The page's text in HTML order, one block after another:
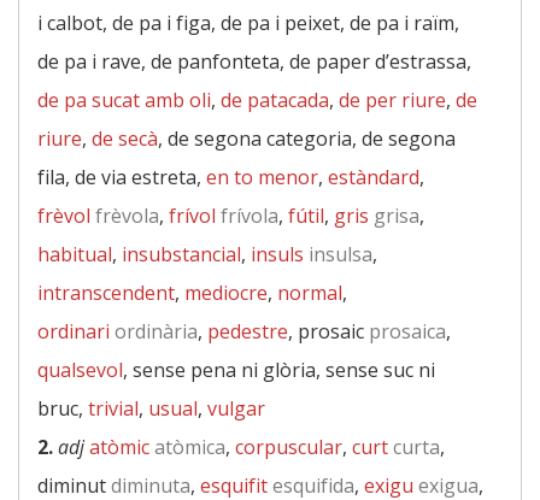
i calbot, de pa i figa, de pa i peixet, de pa i raïm,
de pa i rave, de panfonteta, de paper d’estrassa,
de pa sucat amb oli, de patacada, de per riure, de
riure, de secà, de segona categoria, de segona
fila, de via estreta, en to menor, estàndard,
frèvol frèvola, frívol frívola, fútil, gris grisa,
habitual, insubstancial, insuls insulsa,
intranscendent, mediocre, normal,
ordinari ordinària, pedestre, prosaic prosaica,
qualsevol, sense pena ni glòria, sense suc ni
bruc, trivial, usual, vulgar
2.adjatòmicatòmica, corpuscular, curtcurta,
diminutdiminuta, esquifitesquifida, exigu exigua,